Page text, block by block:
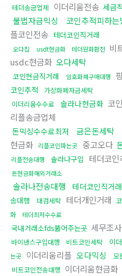
테더송금업체 이더리움전송 세금
불법자금믹싱
코인추적피하는
플코인전송 테더코인직거래
오다집 usdt현금화 테더원화환전 비
usdc현금화 오다세탁
코인현금직거래 암호화폐구매대행
코인추적
가상화폐자금세탁
이더리움수수료
솔라나현금화 코
리플송금업체
돈믹싱수수료최저 금은돈세탁
현금화
리플코인파는곳 중고오다
리플전송대행 솔라나구입 테더코인
돈현금화해외거래소
솔라나전송대행 테더코인직거래
송대행
대검세탁 테더개인거래
화
테더최저수수료
국내거래소fds뚫어주는곳 세무조
바이낸스구입대행 비트코인세탁 이
는곳
이더리움리플 오다믹싱 모
비트코인전송대행 이더리움현금화